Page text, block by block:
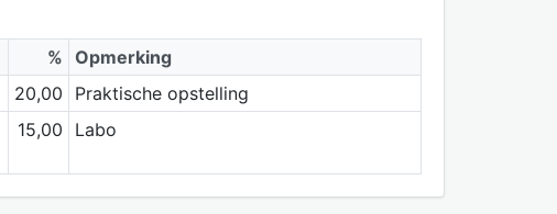
% Opmerking
20,00
Praktische opstelling
15,00 Labo